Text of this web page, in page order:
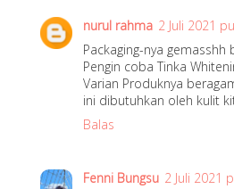
nurul rahma 2 Juli 2021
Packaging-nya
Pengin coba Tinka
Varian Produknya
ini dibutuhkan oleh kulit
Balas
Fenni Bungsu 2 Juli 2021